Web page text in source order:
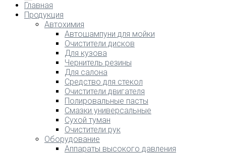
Главная
Продукция
Автохимия
Автошампуни для мойки
Очистители дисков
Для кузова
Чернитель резины
Для салона
Средство для стекол
Очистители двигателя
Полировальные пасты
Смазки универсальные
Сухой туман
Очистители рук
Оборудование
Аппараты высокого давления